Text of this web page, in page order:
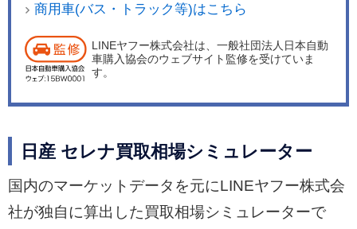
商用車(バス・トラック等)はこちら
LINEヤフー株式会社は、一般社団法人日本自動
車購入協会のウェブサイト監修を受けていま
す。
日産 セレナ買取相場シミュレーター
国内のマーケットデータを元にLINEヤフー株式会
社が独自に算出した買取相場シミュレーターで